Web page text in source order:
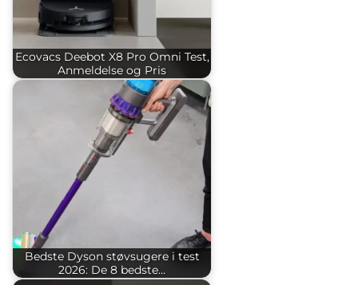
Ecovacs Deebot X8 Pro Omni Test,
Anmeldelse og Pris
Bedste Dyson støvsugere i test
2026: De 8 bedste…